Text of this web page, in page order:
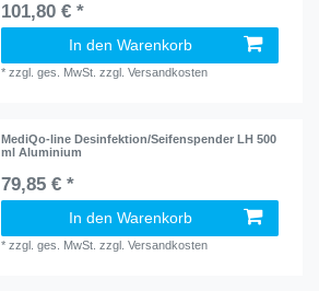
101,80 € *
In den Warenkorb
*zzgl. ges. MwSt. zzgl.Versandkosten
MediQo-line Desinfektion/Seifenspender LH 500
ml Aluminium
79,85 € *
In den Warenkorb
*zzgl. ges. MwSt. zzgl.Versandkosten